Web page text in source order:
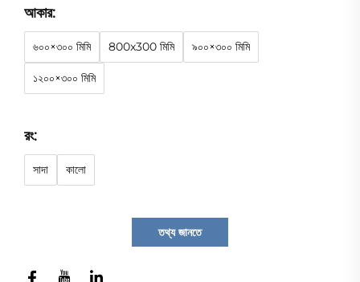
আকার:
৬০০×৩০০ মিমি 800x300 মিমি ৯০০×৩০০ মিমি
১২০০×৩০০ মিমি
রং:
সাদা কালো
তথ্য জানতে